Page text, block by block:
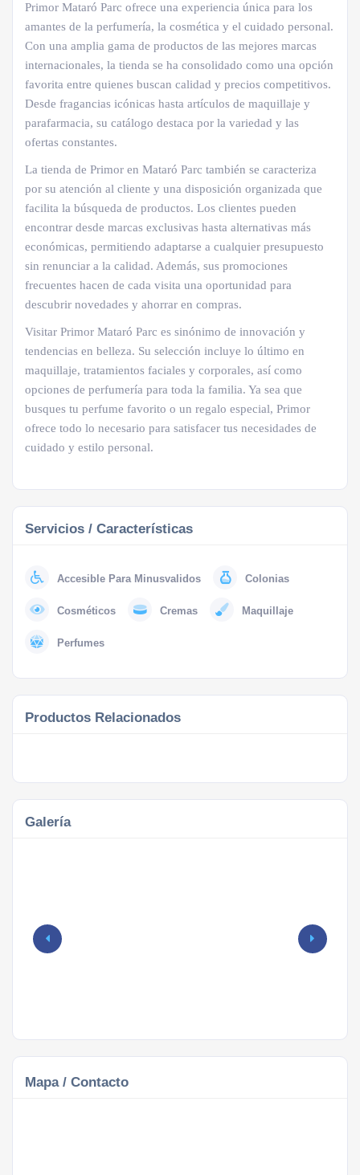
Primor Mataró Parc ofrece una experiencia única para los
amantes de la perfumería, la cosmética y el cuidado personal.
Con una amplia gama de productos de las mejores marcas
internacionales, la tienda se ha consolidado como una opción
favorita entre quienes buscan calidad y precios competitivos.
Desde fragancias icónicas hasta artículos de maquillaje y
parafarmacia, su catálogo destaca por la variedad y las
ofertas constantes.
La tienda de Primor en Mataró Parc también se caracteriza
por su atención al cliente y una disposición organizada que
facilita la búsqueda de productos. Los clientes pueden
encontrar desde marcas exclusivas hasta alternativas más
económicas, permitiendo adaptarse a cualquier presupuesto
sin renunciar a la calidad. Además, sus promociones
frecuentes hacen de cada visita una oportunidad para
descubrir novedades y ahorrar en compras.
Visitar Primor Mataró Parc es sinónimo de innovación y
tendencias en belleza. Su selección incluye lo último en
maquillaje, tratamientos faciales y corporales, así como
opciones de perfumería para toda la familia. Ya sea que
busques tu perfume favorito o un regalo especial, Primor
ofrece todo lo necesario para satisfacer tus necesidades de
cuidado y estilo personal.
Servicios / Características
Accesible Para Minusvalidos Colonias
Cosméticos Cremas Maquillaje
Perfumes
Productos Relacionados
Galería
Mapa / Contacto